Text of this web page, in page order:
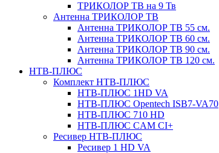
ТРИКОЛОР ТВ на 9 Тв
Антенна ТРИКОЛОР ТВ
Антенна ТРИКОЛОР ТВ 55 см.
Антенна ТРИКОЛОР ТВ 60 см.
Антенна ТРИКОЛОР ТВ 90 см.
Антенна ТРИКОЛОР ТВ 120 см.
НТВ-ПЛЮС
Комплект НТВ-ПЛЮС
НТВ-ПЛЮС 1HD VA
НТВ-ПЛЮС Opentech ISB7-VA70
НТВ-ПЛЮС 710 HD
НТВ-ПЛЮС CAM CI+
Ресивер НТВ-ПЛЮС
Ресивер 1 HD VA